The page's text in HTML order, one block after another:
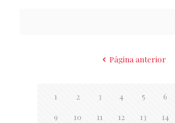
Página anterior
1 2 3 4 5 6
9 10 11 12 13 14